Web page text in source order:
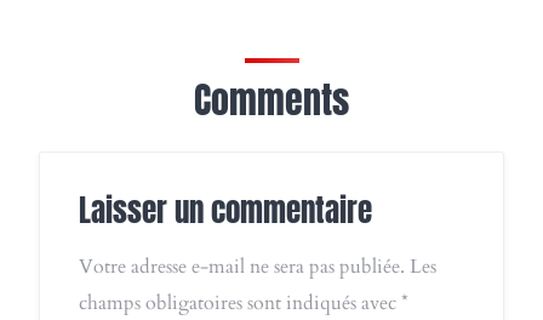
Comments
Laisser un commentaire
Votre adresse e-mail ne sera pas publiée. Les
champs obligatoires sont indiqués avec*